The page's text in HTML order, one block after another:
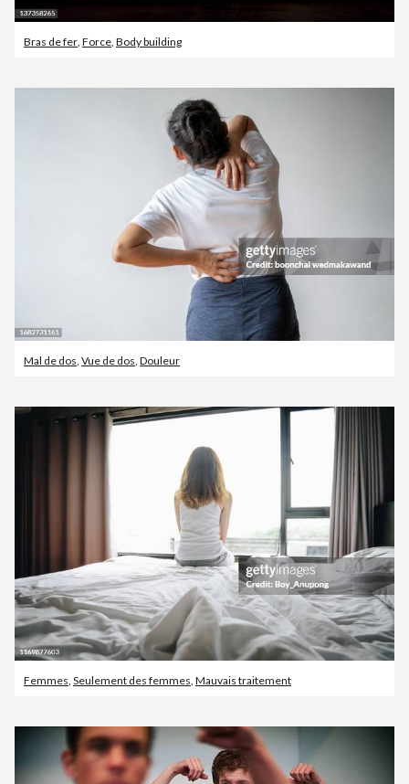
Bras de fer, Force, Body building
Mal de dos, Vue de dos, Douleur
Femmes Seulement des femmes Mauvais traitement